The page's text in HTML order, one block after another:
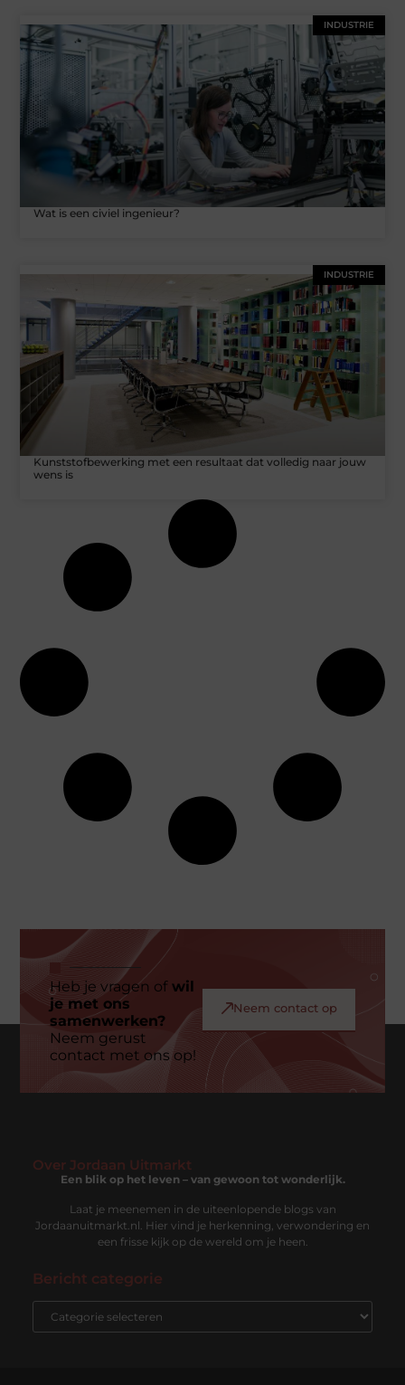
INDUSTRIE
Wat is een civiel ingenieur?
INDUSTRIE
Kunststofbewerking met een resultaat dat volledig naar jouw
wens is
Heb je vragen ofwil
je met ons
samenwerken?
Neem gerust
contact met ons op!
Neem contact op
Over Jordaan Uitmarkt
Een blik op het leven – van gewoon tot wonderlijk.
Laat je meenemen in de uiteenlopende blogs van
Jordaanuitmarkt.nl. Hier vind je herkenning, verwondering en
een frisse kijk op de wereld om je heen.
Bericht categorie